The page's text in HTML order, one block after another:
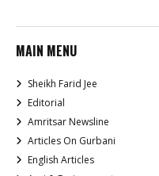
MAIN MENU
Sheikh Farid Jee
Editorial
Amritsar Newsline
Articles On Gurbani
English Articles